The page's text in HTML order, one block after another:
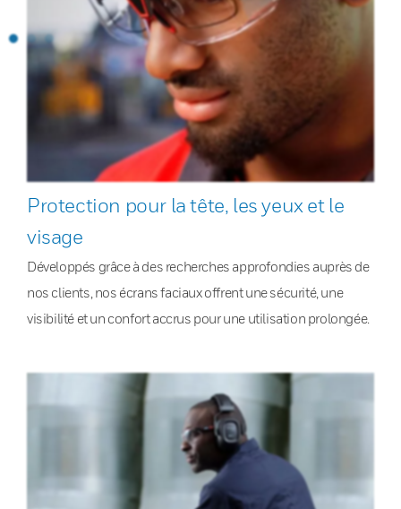
Protection pour la tête, les yeux et le
visage
Développés grâce à des recherches approfondies auprès de
nos clients, nos écrans faciaux offrent une sécurité, une
visibilité et un confort accrus pour une utilisation prolongée.